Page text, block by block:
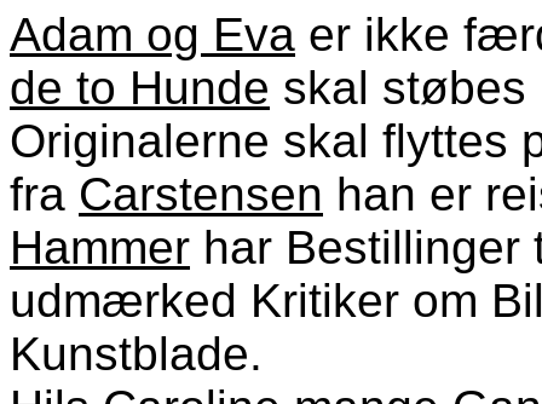
Adam og Eva er ikke
de to Hunde skal støbes
Originalerne skal flyttes
fra Carstensen han er
Hammer har
udmærked Kritiker om
Kunstblade.